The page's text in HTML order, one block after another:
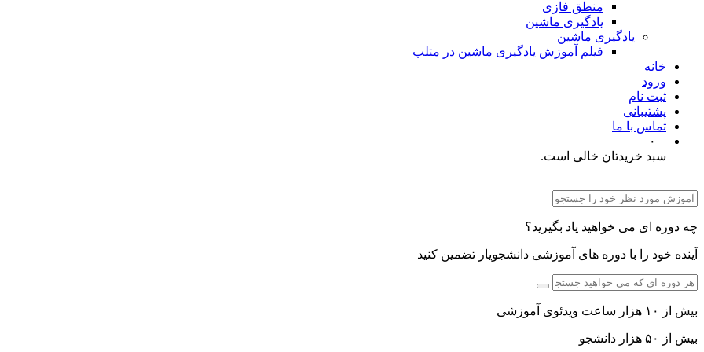
منطق فازی
یادگیری ماشین
یادگیری ماشین
فیلم آموزش یادگیری ماشین در متلب
خانه
ورود
ثبت نام
پشتیبانی
تماس با ما
۰
سبد خریدتان خالی است.
چه دوره ای می خواهید یاد بگیرید؟
آینده خود را با دوره های آموزشی دانشجویار تضمین کنید
بیش از ۱۰ هزار ساعت ویدئوی آموزشی
بیش از ۵۰ هزار دانشجو